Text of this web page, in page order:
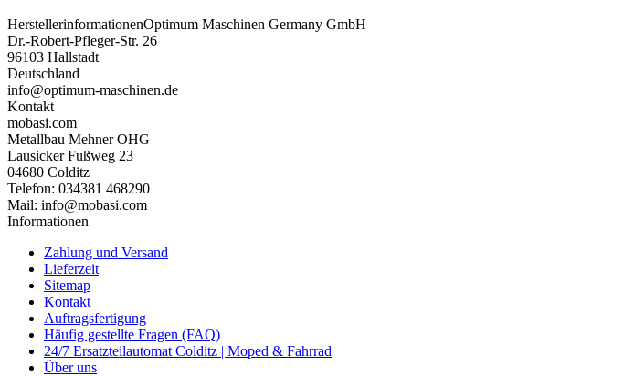
HerstellerinformationenOptimum Maschinen Germany GmbH
Dr.-Robert-Pfleger-Str. 26
96103 Hallstadt
Deutschland
info@optimum-maschinen.de
Kontakt
mobasi.com
Metallbau Mehner OHG
Lausicker Fußweg 23
04680 Colditz
Telefon: 034381 468290
Mail: info@mobasi.com
Informationen
Zahlung und Versand
Lieferzeit
Sitemap
Kontakt
Auftragsfertigung
Häufig gestellte Fragen (FAQ)
24/7 Ersatzteilautomat Colditz | Moped & Fahrrad
Über uns